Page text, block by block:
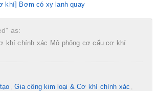
khí] Bơm có xy lanh quay
as:
khí chính xác Mô phỏng cơ cấu cơ khí
Gia công kim loại & Cơ khí chính xác